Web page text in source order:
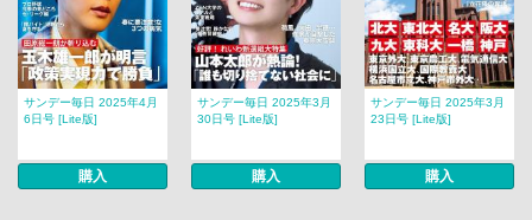
サンデー毎日 2025年4月
6日号 [Lite版]
購入
サンデー毎日 2025年3月
30日号 [Lite版]
購入
サンデー毎日 2025年3月
23日号 [Lite版]
購入